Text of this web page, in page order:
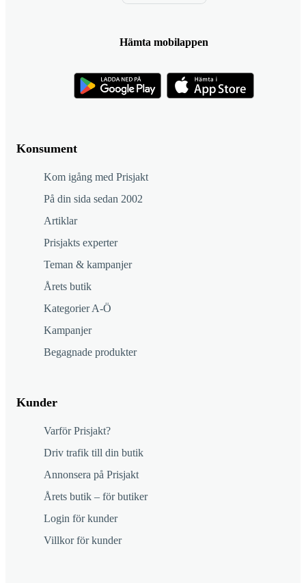
Konsument
Kom igång med Prisjakt
På din sida sedan 2002
Artiklar
Prisjakts experter
Teman & kampanjer
Årets butik
Kategorier A-Ö
Kampanjer
Begagnade produkter
Kunder
Varför Prisjakt?
Driv trafik till din butik
Annonsera på Prisjakt
Årets butik – för butiker
Login för kunder
Villkor för kunder
Hämta mobilappen